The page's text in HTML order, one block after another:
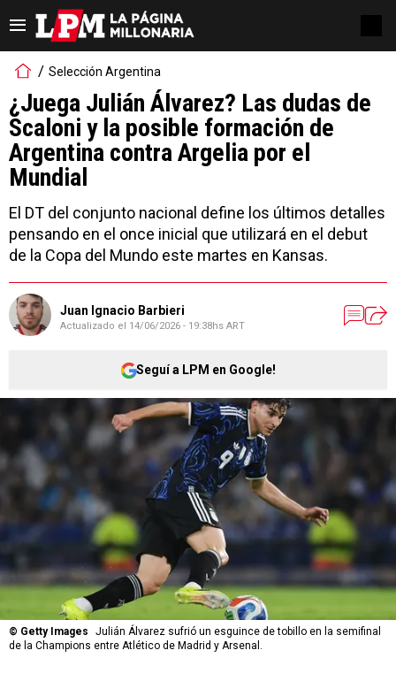
Selección Argentina
¿Juega Julián Álvarez? Las dudas de
Scaloni y la posible formación de
Argentina contra Argelia por el
Mundial
El DT del conjunto nacional define los últimos detalles
pensando en el once inicial que utilizará en el debut
de la Copa del Mundo este martes en Kansas.
Juan Ignacio Barbieri
Actualizado el 14/06/2026 - 19:38hs ART
Seguí a LPM en Google!
© Getty Images
Julián Álvarez sufrió un esguince de tobillo en la semifinal
de la Champions entre Atlético de Madrid y Arsenal.